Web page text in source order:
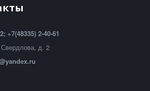
+7(48335) 2-40-61
Свердлова, д. 2